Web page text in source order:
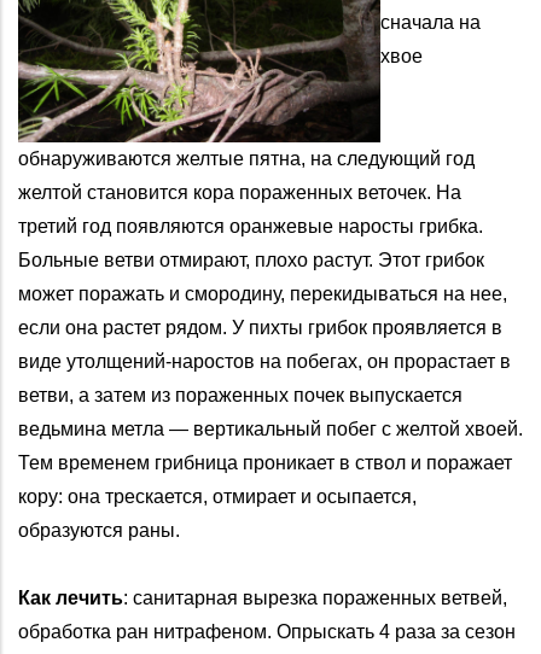
сначала на
хвое
обнаруживаются желтые пятна, на следующий год
желтой становится кора пораженных веточек. На
третий год появляются оранжевые наросты грибка.
Больные ветви отмирают, плохо растут. Этот грибок
может поражать и смородину, перекидываться на нее,
если она растет рядом. У пихты грибок проявляется в
виде утолщений-наростов на побегах, он прорастает в
ветви, а затем из пораженных почек выпускается
ведьмина метла — вертикальный побег с желтой хвоей.
Тем временем грибница проникает в ствол и поражает
кору: она трескается, отмирает и осыпается,
образуются раны.
Как лечить: санитарная вырезка пораженных ветвей,
обработка ран нитрафеном. Опрыскать 4 раза за сезон